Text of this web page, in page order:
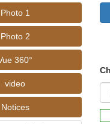
de faire la
plus d'infos ?
d'information
Photo 1
Photo 2
360°
video
Notices